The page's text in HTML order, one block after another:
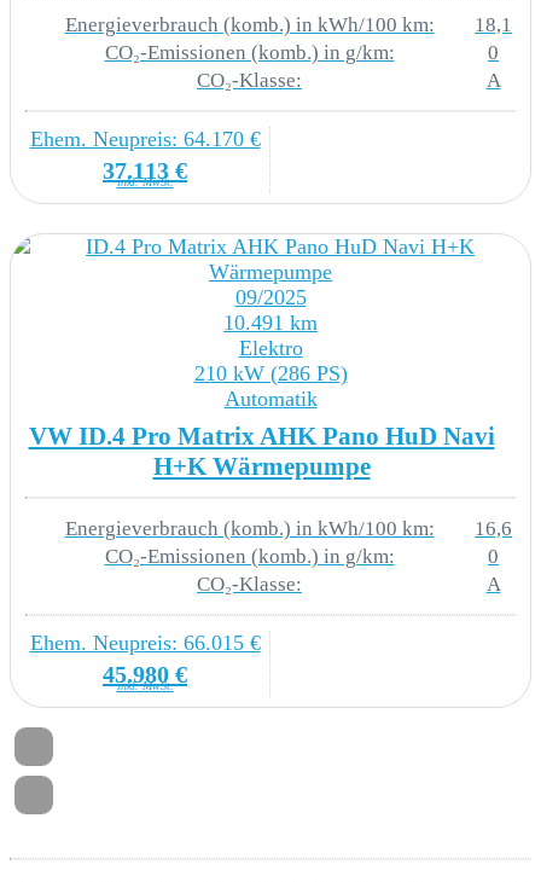
Beifahrerseite konvex
E-MOBILITY
9M3 Wärmepumpe zur Reichweitenoptimierung
L1E Elektro-Motor Systemleistung 125KW
Grundmotor ist: N06/N07/N10
N06 Elektro-Motor Aggr.0EH.A
WPU Wärmepumpe zur
Reichweitenoptimierung
SONSTIGE AUSSTATTUNGEN
8J3 Notbremsassistent Front Assist mit
Fußgänger- und Radfahrererkennung
B01 Typprüfland Deutschland
Energieverbrauch (komb.) in kWh/100 km:
18,1
CO₂-Emissionen (komb.) in g/km:
0
CO₂-Klasse:
A
Ehem. Neupreis: 64.170 €
37.113 €
inkl. MwSt.
09/2025
10.491 km
Elektro
210 kW (286 PS)
Automatik
VW ID.4 Pro Matrix AHK Pano HuD Navi
H+K Wärmepumpe
Energieverbrauch (komb.) in kWh/100 km:
16,6
CO₂-Emissionen (komb.) in g/km:
0
CO₂-Klasse:
A
Ehem. Neupreis: 66.015 €
45.980 €
inkl. MwSt.